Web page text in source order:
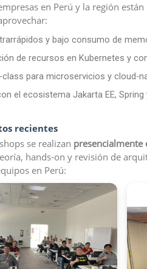
en Perú y la región
y bajo consumo de
de recursos en Kubernetes y
para microservicios y cloud-
el ecosistema Jakarta EE, Spring
recientes
se realizan
hands-on y revisión de
en Perú: